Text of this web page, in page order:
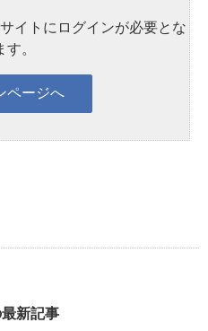
イトにログインが必要とな
す。
最新記事